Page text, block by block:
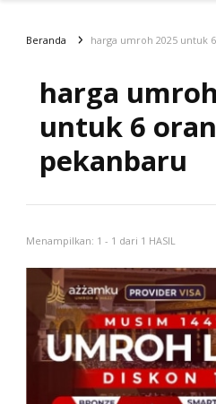
Beranda harga umroh 2025 untuk
harga
untuk 6
pekanbaru
Menampilkan: 1 - 1 dari 1 HASIL